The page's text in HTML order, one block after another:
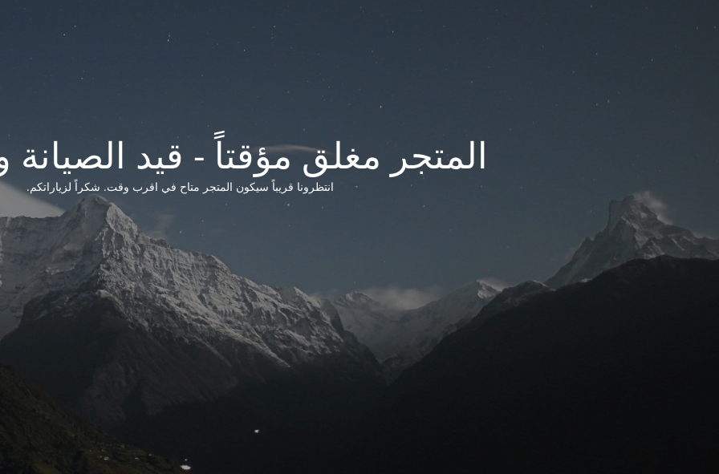
المتجر مغلق مؤقتاً - قيد الصيانة
انتظرونا قريباً سيكون المتجر متاح في اقرب وقت. شكراً لزياراتكم.